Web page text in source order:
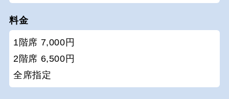
料金
1階席 7,000円
2階席 6,500円
全席指定